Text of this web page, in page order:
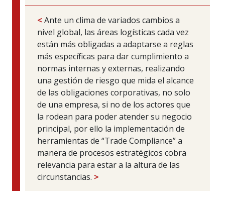
< Ante un clima de variados cambios a
nivel global, las áreas logísticas cada vez
están más obligadas a adaptarse a reglas
más específicas para dar cumplimiento a
normas internas y externas, realizando
una gestión de riesgo que mida el alcance
de las obligaciones corporativas, no solo
de una empresa, si no de los actores que
la rodean para poder atender su negocio
principal, por ello la implementación de
herramientas de “Trade Compliance” a
manera de procesos estratégicos cobra
relevancia para estar a la altura de las
circunstancias. >